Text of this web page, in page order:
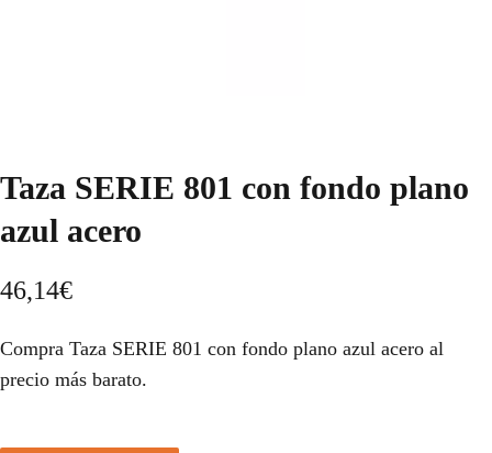
Taza SERIE 801 con fondo plano
azul acero
46,14€
Compra Taza SERIE 801 con fondo plano azul acero al
precio más barato.